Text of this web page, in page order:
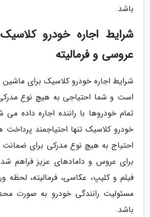
باشد.
شرایط اجاره خودرو
عروسی و فرمالیته
شرایط اجاره خودرو کلاسیک برای
است و شما احتیاجی به هیچ نوع
تمام خودروها با راننده اجاره داده می
خودرو کلاسیک تنها احتیاجمند پرداخت
احتیاج به هیچ نوع مدرکی برای ضمانت
برای عروس و دامادهای عزیز فراهم
فیلم و کلیپ، عکاسی، فرمالیته، لحظه
مسئولیت رانندگی خودرو به صورت
باشد.